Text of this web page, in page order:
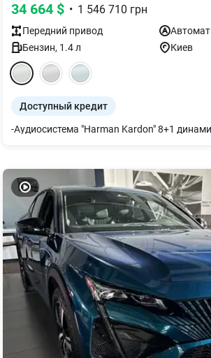
34 664 $ • 1 546 710 грн
Передний привод
Автомат
Бензин, 1.4л Киев
Доступный кредит